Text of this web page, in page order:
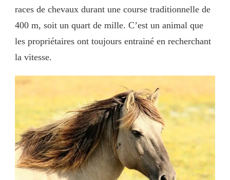
races de chevaux durant une course traditionnelle de
400 m, soit un quart de mille. C’est un animal que
les propriétaires ont toujours entrainé en recherchant
la vitesse.